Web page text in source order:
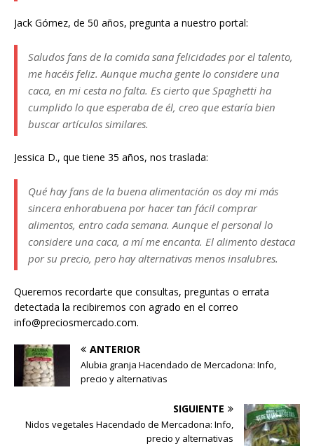
Jack Gómez, de 50 años, pregunta a nuestro portal:
Saludos fans de la comida sana felicidades por el talento,
me hacéis feliz. Aunque mucha gente lo considere una
caca, en mi cesta no falta. Es cierto que Spaghetti ha
cumplido lo que esperaba de él, creo que estaría bien
buscar artículos similares.
Jessica D., que tiene 35 años, nos traslada:
Qué hay fans de la buena alimentación os doy mi más
sincera enhorabuena por hacer tan fácil comprar
alimentos, entro cada semana. Aunque el personal lo
considere una caca, a mí me encanta. El alimento destaca
por su precio, pero hay alternativas menos insalubres.
Queremos recordarte que consultas, preguntas o errata
detectada la recibiremos con agrado en el correo
info@preciosmercado.com.
ANTERIOR
Alubia granja Hacendado de Mercadona: Info,
precio y alternativas
SIGUIENTE
Nidos vegetales Hacendado de Mercadona: Info,
precio y alternativas